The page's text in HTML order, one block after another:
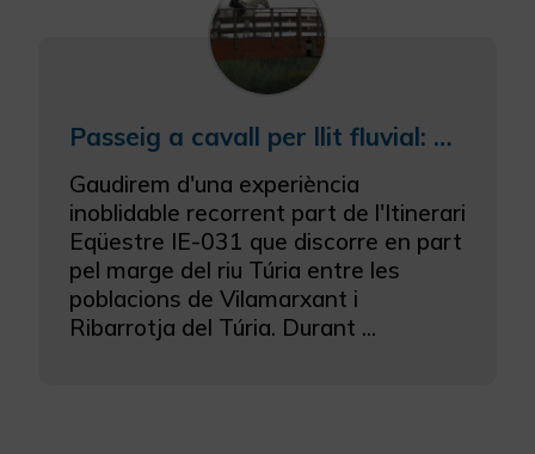
Passeig a cavall per llit fluvial: Paratge Natural del riu Túria.
Gaudirem d'una experiència
inoblidable recorrent part de l'Itinerari
Eqüestre IE-031 que discorre en part
pel marge del riu Túria entre les
poblacions de Vilamarxant i
Ribarrotja del Túria. Durant ...